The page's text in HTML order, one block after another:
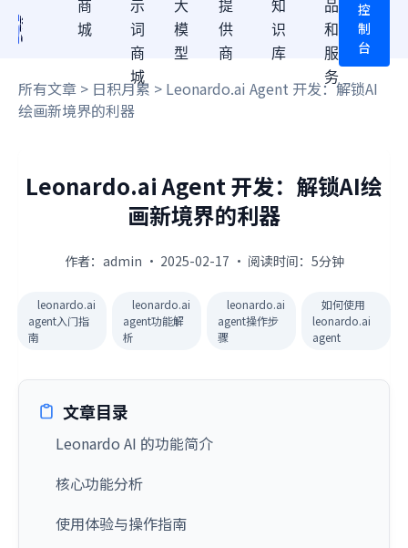
商
城
示
词
商
城
大
模
型
提
供
商
知
识
库
品
和
服
务
控
制
台
所有文章 > 日积月累 > Leonardo.ai Agent 开发：解锁AI
绘画新境界的利器
Leonardo.ai Agent 开发：解锁AI绘
画新境界的利器
作者：admin · 2025-02-17 · 阅读时间：5分钟
leonardo.ai
agent入门指
南
leonardo.ai
agent功能解
析
leonardo.ai
agent操作步
骤
如何使用
leonardo.ai
agent
文章目录
Leonardo AI 的功能简介
核心功能分析
使用体验与操作指南